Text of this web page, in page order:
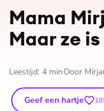
Mama
Maar ze
Leestijd: 4 min Door
Geef een hartje